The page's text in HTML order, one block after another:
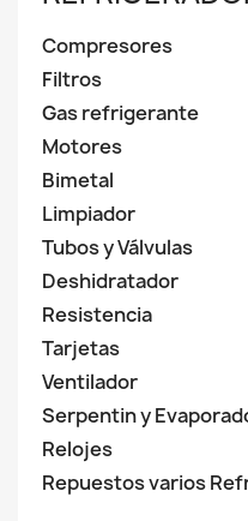
Compresores
Filtros
Gas refrigerante
Motores
Bimetal
Limpiador
Tubos y Válvulas
Deshidratador
Resistencia
Tarjetas
Ventilador
Serpentin y
Relojes
Repuestos varios